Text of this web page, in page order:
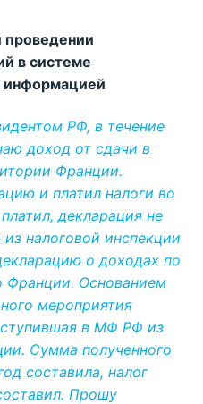
проведении
в системе
информацией
РФ, в течение
доход от сдачи в
Франции.
и платил налоги во
декларация не
налоговой инспекции
о доходах по
Франции. Основанием
мероприятия
в МФ РФ из
Сумма полученного
составила, налог
Прошу